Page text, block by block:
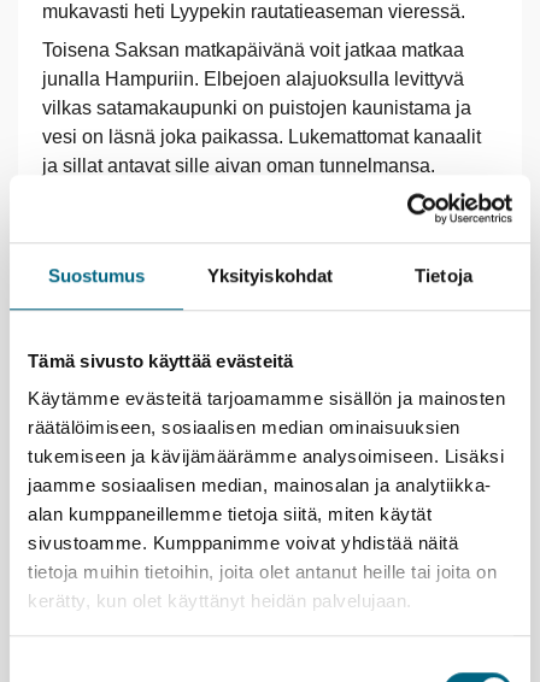
Suostumus Yksityiskohdat Tietoja
Tämä sivusto käyttää evästeitä
Käytämme evästeitä tarjoamamme sisällön ja mainosten
räätälöimiseen, sosiaalisen median ominaisuuksien
tukemiseen ja kävijämäärämme analysoimiseen. Lisäksi
jaamme sosiaalisen median, mainosalan ja analytiikka-
alan kumppaneillemme tietoja siitä, miten käytät
sivustoamme. Kumppanimme voivat yhdistää näitä
tietoja muihin tietoihin, joita olet antanut heille tai joita on
kerätty, kun olet käyttänyt heidän palvelujaan.
mukavasti heti Lyypekin rautatieaseman vieressä.
Toisena Saksan matkapäivänä voit jatkaa matkaa
junalla Hampuriin. Elbejoen alajuoksulla levittyvä
vilkas satamakaupunki on puistojen kaunistama ja
vesi on läsnä joka paikassa. Lukemattomat kanaalit
ja sillat antavat sille aivan oman tunnelmansa.
historiallista nähtävääkin löytyy. Illan tullen palaat
merimatkaa.
Elämysvinkkejä yhteismatkalle
Nauti laivalla olosta; Merimaisemien äärellä kiireen
tunne kaikkoaa.
Lyypekin erikoisuus on marsipaani, jota on valmistettu
kaupungissa jo vuosisatojen ajan. Piipahda
tuliaisostoksille Niedereggerin kuuluisaan
marsipaanikauppaan ja sen kahvilaan, josta saa
herkullisia leivoksia. Kahvilan yläkerrassa toimii
ilmainen marsipaanimuseo.